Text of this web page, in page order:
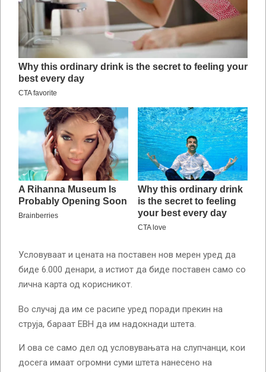
Условуваат и цената на поставен нов мерен уред да
биде 6.000 денари, а истиот да биде поставен само со
лична карта од корисникот.
Во случај да им се расипе уред поради прекин на
струја, бараат ЕВН да им надокнади штета.
И ова се само дел од условувањата на слупчанци, кои
досега имаат огромни суми штета нанесено на